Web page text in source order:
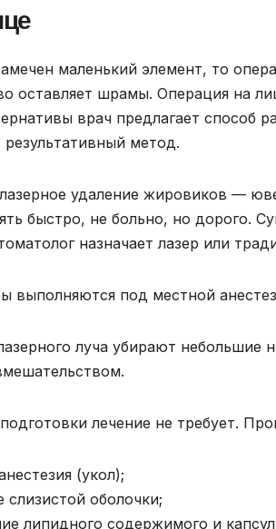
маленький элемент, то
оставляет шрамы. Операция на
врач предлагает
метод.
удаление жировиков —
быстро, не больно, но дорого.
назначает лазер или
выполняются под местной
луча убирают небольшие
лечение не требует.
(укол);
слизистой оболочки;
липидного содержимого и